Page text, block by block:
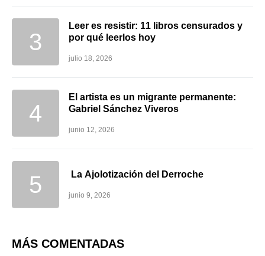
Leer es resistir: 11 libros censurados y
por qué leerlos hoy
julio 18, 2026
El artista es un migrante permanente:
Gabriel Sánchez Viveros
junio 12, 2026
La Ajolotización del Derroche
junio 9, 2026
MÁS COMENTADAS